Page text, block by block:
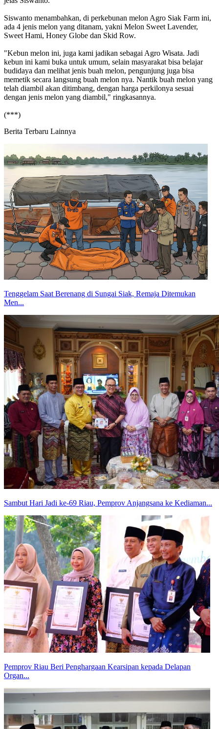
Siswanto menambahkan, di perkebunan melon Agro Siak Farm ini,
ada 4 jenis melon yang ditanam, yakni Melon Sweet Lavender,
Sweet Hami, Honey Globe dan Skid Row.
"Kebun melon ini, juga kami jadikan sebagai Agro Wisata. Jadi
kebun ini kami buka untuk umum, selain masyarakat bisa belajar
budidaya dan melihat jenis buah melon, pengunjung juga bisa
memetik secara langsung buah melon nya. Nantik buah melon yang
telah diambil akan ditimbang, dengan harga perkilonya sesuai
dengan jenis melon yang diambil," ringkasannya.
(***)
Berita Terbaru Lainnya
Tenggelam Saat Berenang di Sungai Siak, Remaja Ditemukan
Men...
Sambut Hari Jadi ke-69 Riau, Pemprov Anjangsana ke Kediaman...
Pemprov Riau Beri Penghargaan Kearsipan kepada Delapan
Organ...